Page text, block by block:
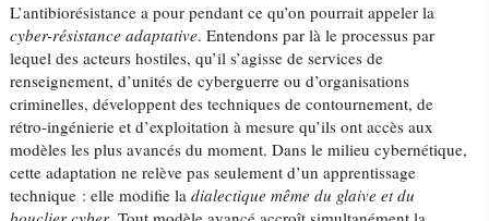
L’antibiorésistance a pour pendant ce qu’on pourrait appeler la
cyber-résistance adaptative. Entendons par là le processus par
lequel des acteurs hostiles, qu’il s’agisse de services de
renseignement, d’unités de cyberguerre ou d’organisations
criminelles, développent des techniques de contournement, de
rétro-ingénierie et d’exploitation à mesure qu’ils ont accès aux
modèles les plus avancés du moment. Dans le milieu cybernétique,
cette adaptation ne relève pas seulement d’un apprentissage
technique : elle modifie ladialectique même du glaive et du